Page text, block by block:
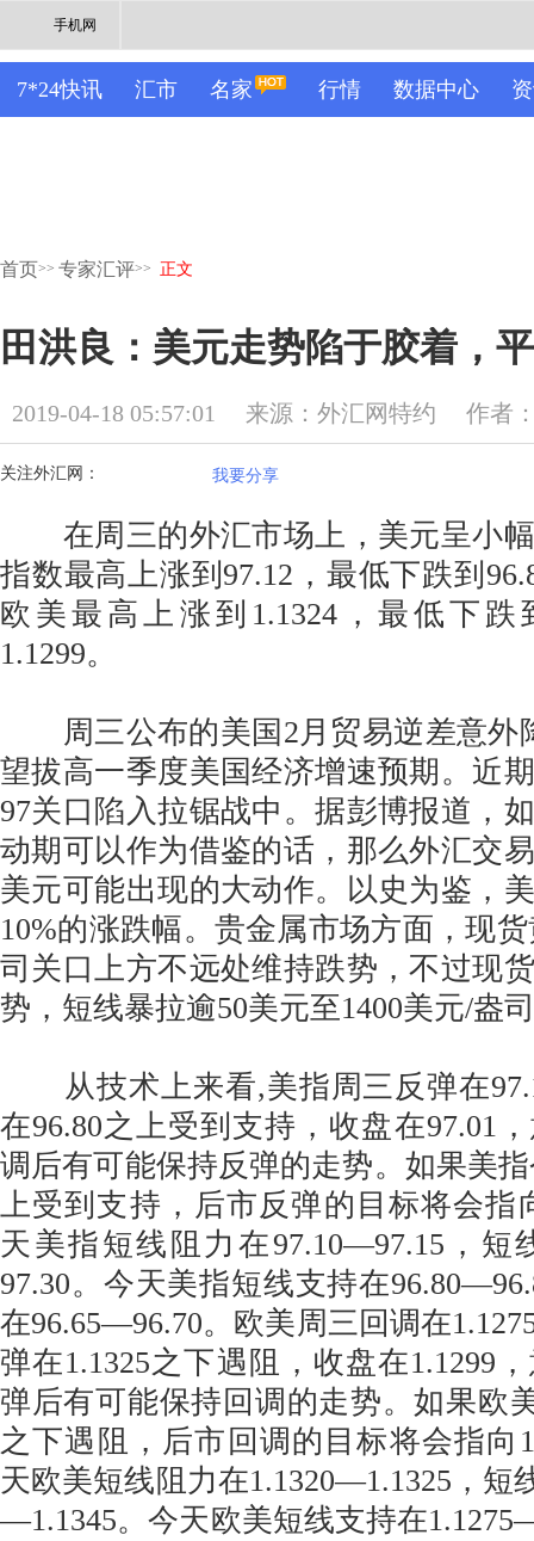
手机网
7*24快讯 汇市 名家 行情 数据中心
首页>> 专家汇评>> 正文
田洪良：美元走势陷于胶着，
2019-04-18 05:57:01 来源：外汇网特约 作者
关注外汇网： 我要分享
在周三的外汇市场上，美元呈小幅
指数最高上涨到97.12，最低下跌到
欧美最高上涨到1.1324，最低下跌
1.1299。
周三公布的美国2月贸易逆差意外
望拔高一季度美国经济增速预期。近
97关口陷入拉锯战中。据彭博报道，
动期可以作为借鉴的话，那么外汇交
美元可能出现的大动作。以史为鉴，
10%的涨跌幅。贵金属市场方面，现
司关口上方不远处维持跌势，不过现
势，短线暴拉逾50美元至1400美元/盎
从技术上来看,美指周三反弹在
在96.80之上受到支持，收盘在97.01
调后有可能保持反弹的走势。如果美
上受到支持，后市反弹的目标将会指
天美指短线阻力在97.10—97.15，短
97.30。今天美指短线支持在
在96.65—96.70。欧美周三回调在
弹在1.1325之下遇阻，收盘在1.1299
弹后有可能保持回调的走势。如果欧
之下遇阻，后市回调的目标将会指向
天欧美短线阻力在1.1320—1.1325，短
—1.1345。今天欧美短线支持在